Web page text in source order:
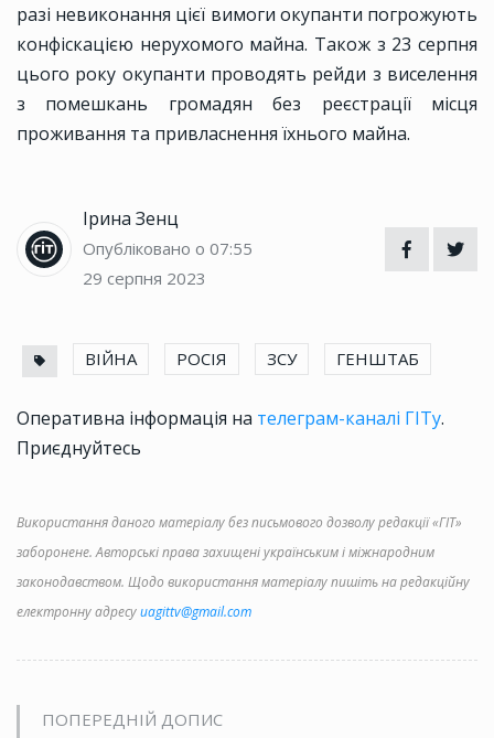
разі невиконання цієї вимоги окупанти погрожують
конфіскацією нерухомого майна. Також з 23 серпня
цього року окупанти проводять рейди з виселення
з помешкань громадян без реєстрації місця
проживання та привласнення їхнього майна.
Ірина Зенц
Опубліковано о 07:55
29 серпня 2023
ВІЙНА РОСІЯ ЗСУ ГЕНШТАБ
Оперативна інформація на телеграм-каналі ГІТу.
Приєднуйтесь
Використання даного матеріалу без письмового дозволу редакції «ГІТ»
заборонене. Авторські права захищені українським і міжнародним
законодавством. Щодо використання матеріалу пишіть на редакційну
електронну адресуuagittv@gmail.com
ПОПЕРЕДНІЙ ДОПИС